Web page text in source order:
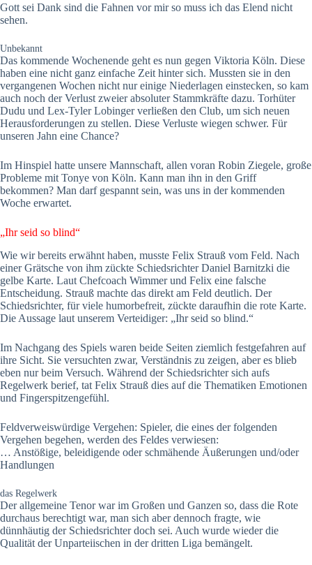
Gott sei Dank sind die Fahnen vor mir so muss ich das Elend nicht
sehen.
Unbekannt
Das kommende Wochenende geht es nun gegen Viktoria Köln. Diese
haben eine nicht ganz einfache Zeit hinter sich. Mussten sie in den
vergangenen Wochen nicht nur einige Niederlagen einstecken, so kam
auch noch der Verlust zweier absoluter Stammkräfte dazu. Torhüter
Dudu und Lex-Tyler Lobinger verließen den Club, um sich neuen
Herausforderungen zu stellen. Diese Verluste wiegen schwer. Für
unseren Jahn eine Chance?
Im Hinspiel hatte unsere Mannschaft, allen voran Robin Ziegele, große
Probleme mit Tonye von Köln. Kann man ihn in den Griff
bekommen? Man darf gespannt sein, was uns in der kommenden
Woche erwartet.
„Ihr seid so blind“
Wie wir bereits erwähnt haben, musste Felix Strauß vom Feld. Nach
einer Grätsche von ihm zückte Schiedsrichter Daniel Barnitzki die
gelbe Karte. Laut Chefcoach Wimmer und Felix eine falsche
Entscheidung. Strauß machte das direkt am Feld deutlich. Der
Schiedsrichter, für viele humorbefreit, zückte daraufhin die rote Karte.
Die Aussage laut unserem Verteidiger: „Ihr seid so blind.“
Im Nachgang des Spiels waren beide Seiten ziemlich festgefahren auf
ihre Sicht. Sie versuchten zwar, Verständnis zu zeigen, aber es blieb
eben nur beim Versuch. Während der Schiedsrichter sich aufs
Regelwerk berief, tat Felix Strauß dies auf die Thematiken Emotionen
und Fingerspitzengefühl.
Feldverweiswürdige Vergehen: Spieler, die eines der folgenden
Vergehen begehen, werden des Feldes verwiesen:
… Anstößige, beleidigende oder schmähende Äußerungen und/oder
Handlungen
das Regelwerk
Der allgemeine Tenor war im Großen und Ganzen so, dass die Rote
durchaus berechtigt war, man sich aber dennoch fragte, wie
dünnhäutig der Schiedsrichter doch sei. Auch wurde wieder die
Qualität der Unparteiischen in der dritten Liga bemängelt.